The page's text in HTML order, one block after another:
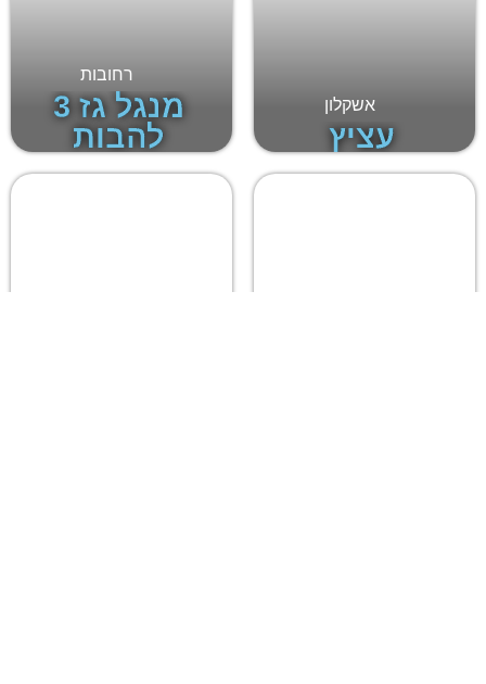
אשקלון
עציץ
רחובות
מנגל גז 3
להבות